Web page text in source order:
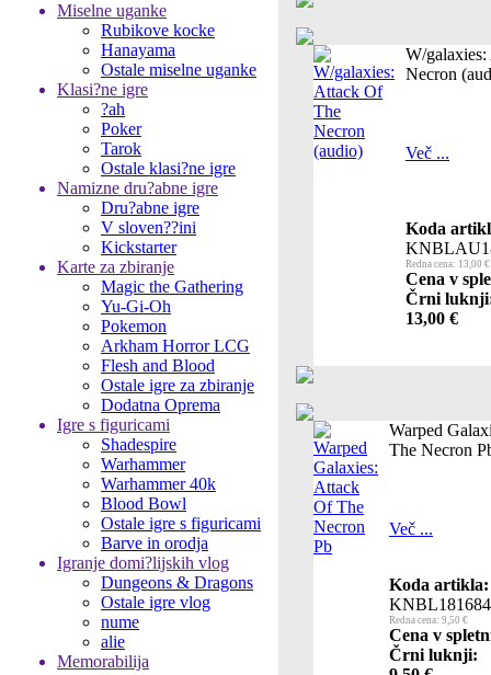
Miselne uganke
Rubikove kocke
Hanayama
Ostale miselne uganke
Klasi?ne igre
?ah
Poker
Tarok
Ostale klasi?ne igre
Namizne dru?abne igre
Dru?abne igre
V sloven??ini
Kickstarter
Karte za zbiranje
Magic the Gathering
Yu-Gi-Oh
Pokemon
Arkham Horror LCG
Flesh and Blood
Ostale igre za zbiranje
Dodatna Oprema
Igre s figuricami
Shadespire
Warhammer
Warhammer 40k
Blood Bowl
Ostale igre s figuricami
Barve in orodja
Igranje domi?lijskih vlog
Dungeons & Dragons
Ostale igre vlog
nume
alie
Memorabilija
W/
Necron
Več ...
Koda
Redna cena: 13,00 €
Cena v
Črni
13,00 €
Warped
The Necron
Več ...
Koda artikla:
KNBL181684
Redna cena: 9,50 €
Cena v
Črni luknji: